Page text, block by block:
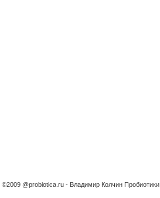
©2009 @probiotica.ru - Владимир Колчин Пробиотики